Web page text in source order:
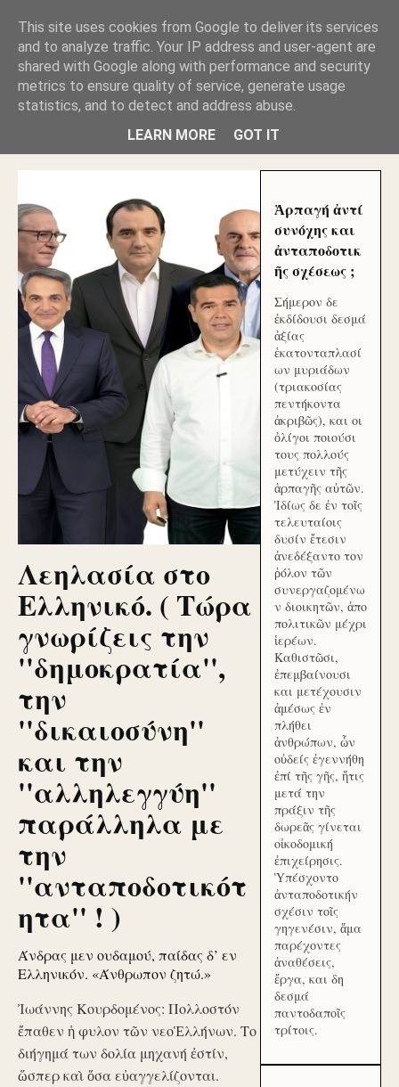
ΑΥΤΟΧΘΟΝΕΣ ΜΟΥ ΕΚΛΕΙΣΑΝ ΤΑ ΣΟΣΙΑΛ ΚΑΙ
ΦΙΜΩΣΑΝ ΤΟ SITE. ΟΙ ΧΙΛΙΑΔΕΣ ΜΙΚΡΟΕΠΕΝΔΥΤΕΣ
ΕΠΕΝΔΥΣΑΤΕ ΓΙΑ ΛΕΗΛΑΣΙΑ ΚΑΙ ΕΓΚΛΗΜΑ ?
ΓΛΥΦΑΔΑ WEB |ΟΙ ΜΕΓΑΛΟΙ ΚΛΕΠΤΑΙ ΑΠΟ ΤΟ
ΜΙΚΡΟΝ ΑΠΑΓΟΥΣΙ
Λεηλασία στο
Ελληνικό. ( Τώρα
γνωρίζεις την
''δημοκρατία'',
την
''δικαιοσύνη''
και την
''αλληλεγγύη''
παράλληλα με
την
''ανταποδοτικότ
ητα'' ! )
Άνδρας μεν ουδαμού, παίδας δ’ εν
Ελληνικόν. «Άνθρωπον ζητώ.»
Ἰωάννης Κουρδομένος: Πολλοστόν
ἔπαθεν ἡ φυλον τῶν νεοἙλλήνων. Το
διήγημά των δολία μηχανή ἐστίν,
ὥσπερ καὶ ὅσα εὐαγγελίζονται.
Ἁρπαγή ἀντί
συνόχης και
ἀνταποδοτικ
ῆς σχέσεως ;
Σήμερον δε
ἐκδίδουσι δεσμά
ἀξίας
ἑκατονταπλασί
ων μυριάδων
(τριακοσίας
πεντήκοντα
ἀκριβῶς), και οι
ὀλίγοι ποιούσι
τους πολλούς
μετύχειν τῆς
ἁρπαγῆς αὐτῶν.
Ἰδίως δε ἐν τοῖς
τελευταίοις
δυσίν ἔτεσιν
ἀνεδέξαντο τον
ῥόλον τῶν
συνεργαζομένω
ν διοικητῶν, ἀπο
πολιτικῶν μέχρι
ἱερέων.
Καθιστῶσι,
ἐπεμβαίνουσι
και μετέχουσιν
ἀμέσως ἐν
πλήθει
ἀνθρώπων, ὧν
οὐδείς ἐγεννήθη
ἐπί τῆς γῆς, ἥτις
μετά την
πράξιν τῆς
δωρεᾶς γίνεται
οἰκοδομική
ἐπιχείρησις.
Ὑπέσχοντο
ἀνταποδοτικήν
σχέσιν τοῖς
γηγενέσιν, ἅμα
παρέχοντες
ἀναθέσεις,
ἔργα, και δη
δεσμά
παντοδαποῖς
τρίτοις.
This site uses cookies from Google to deliver its services
and to analyze traffic. Your IP address and user-agent are
shared with Google along with performance and security
metrics to ensure quality of service, generate usage
statistics, and to detect and address abuse.
LEARN MORE
GOT IT